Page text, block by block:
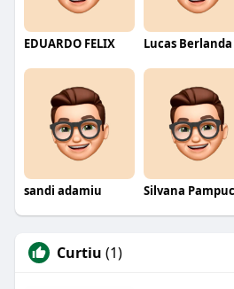
EDUARDO FELIX
sandi adamiu
Curtiu (1)